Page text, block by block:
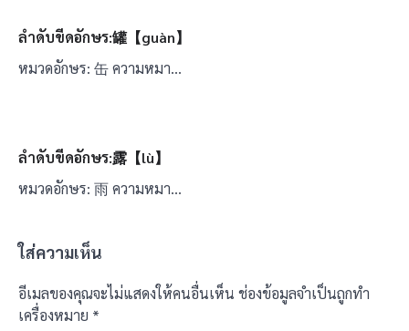
ลำดับขีดอักษร:罐【guàn】
หมวดอักษร: 缶 ความหมา…
ลำดับขีดอักษร:露【lù】
หมวดอักษร: 雨 ความหมา…
ใส่ความเห็น
อีเมลของคุณจะไม่แสดงให้คนอื่นเห็น ช่องข้อมูลจำเป็นถูกทำ
เครื่องหมาย *